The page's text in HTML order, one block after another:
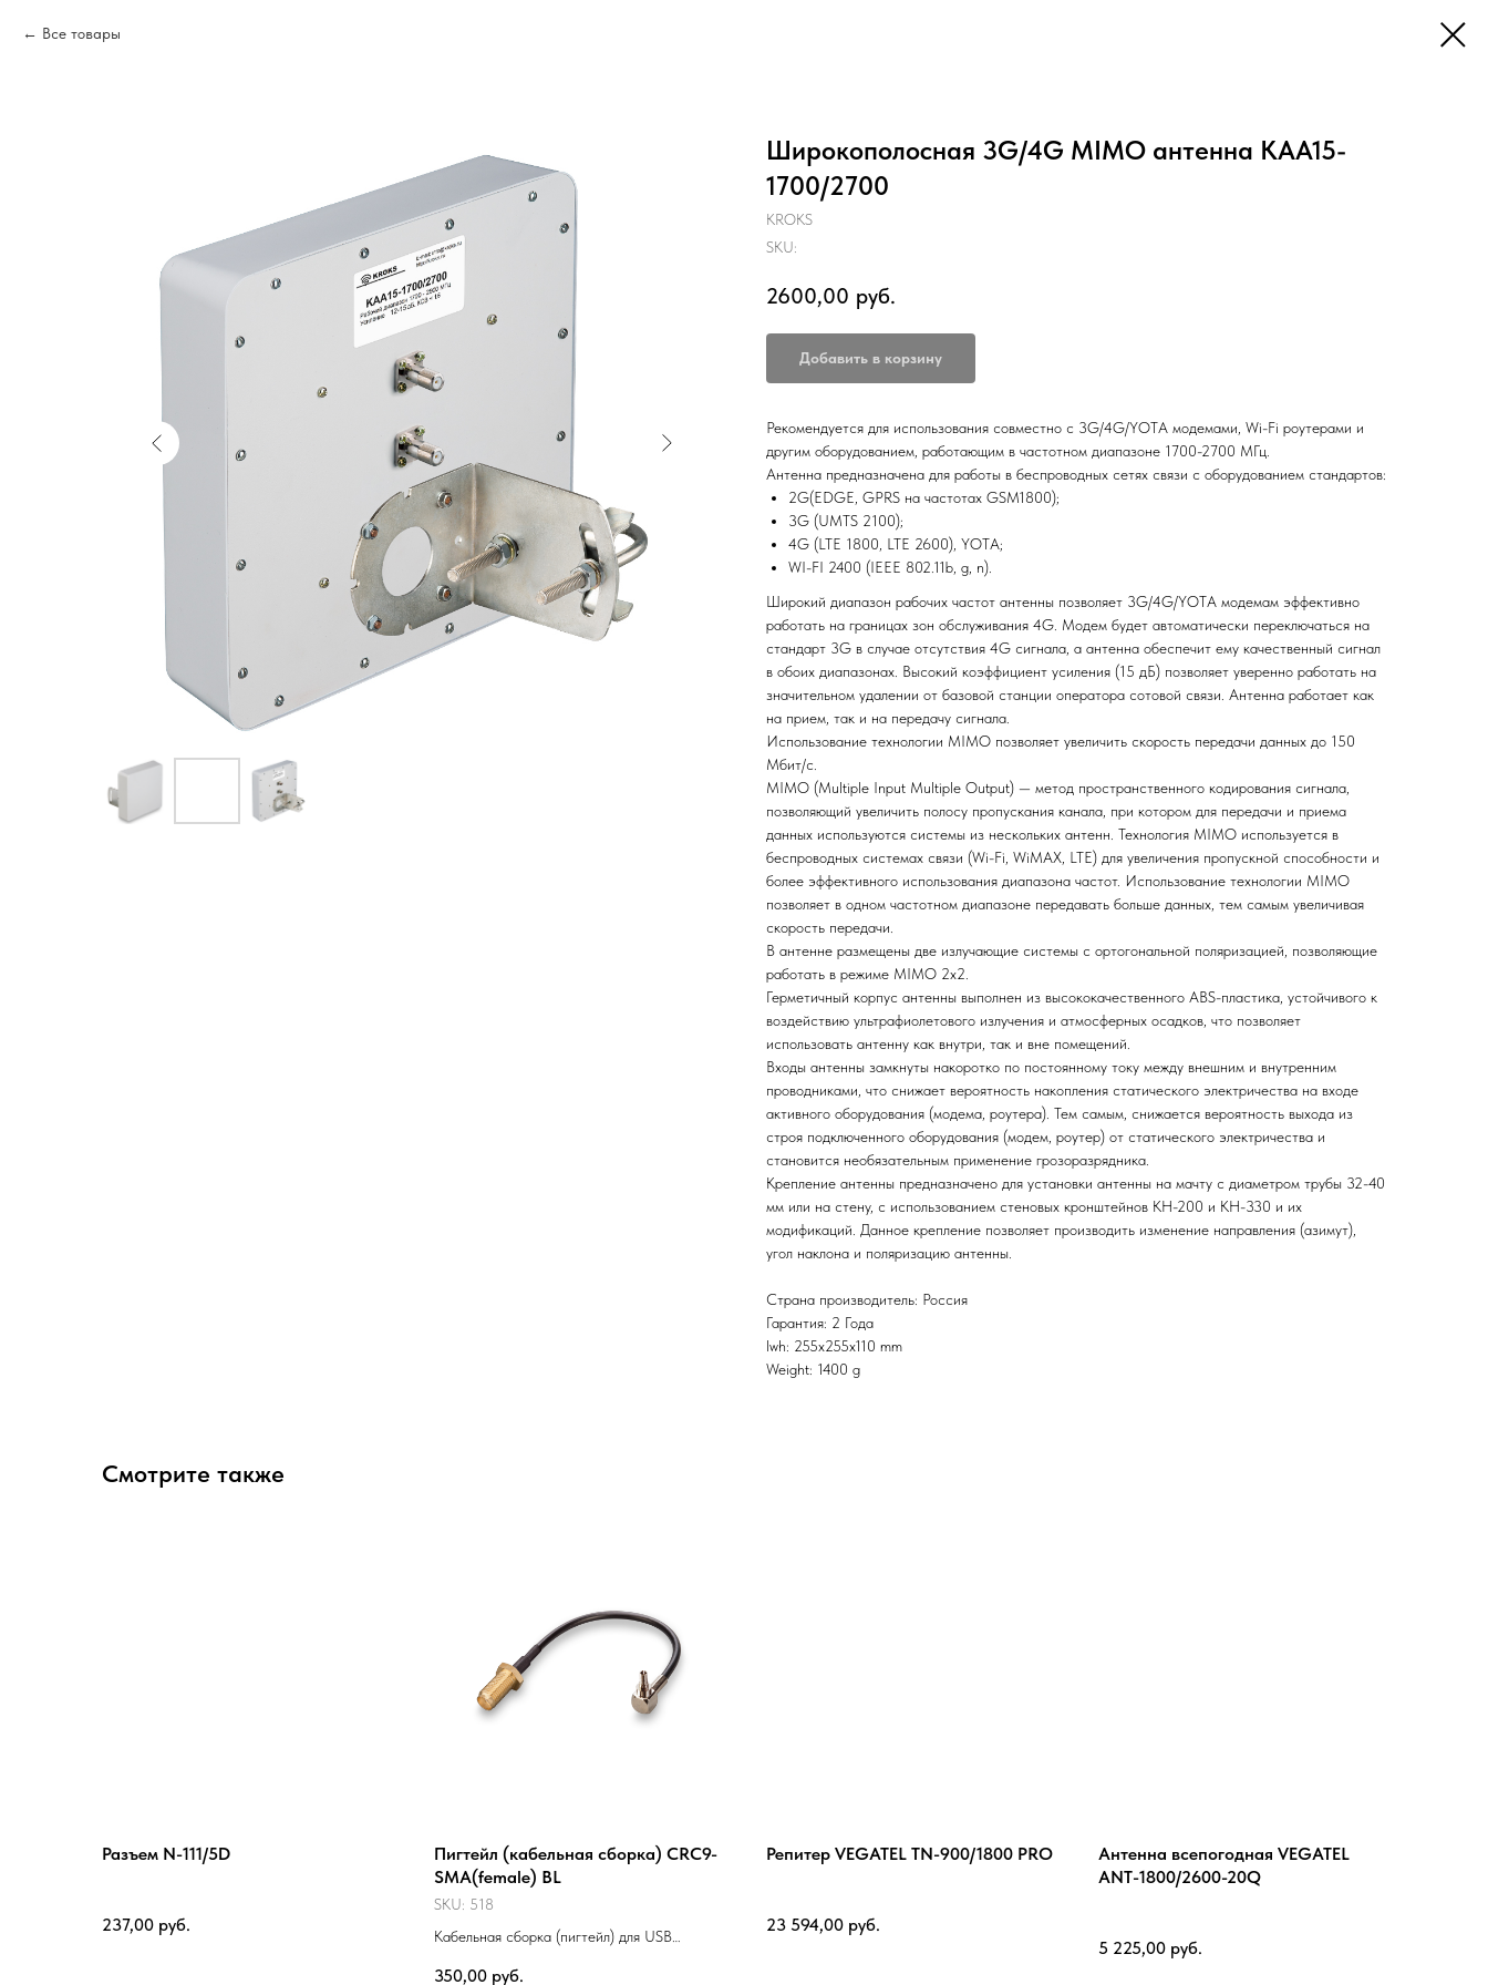
Все товары
Широкополосная 3G/4G MIMO антенна KAA15-
1700/2700
KROKS
SKU:
2600,00 руб.
Добавить в корзину
Рекомендуется для использования совместно с 3G/4G/YOTA модемами, Wi-Fi роутерами и
другим оборудованием, работающим в частотном диапазоне 1700-2700 МГц.
Антенна предназначена для работы в беспроводных сетях связи с оборудованием стандартов:
2G(EDGE, GPRS на частотах GSM1800);
3G (UMTS 2100);
4G (LTE 1800, LTE 2600), YOTA;
WI-FI 2400 (IEEE 802.11b, g, n).
Широкий диапазон рабочих частот антенны позволяет 3G/4G/YOTA модемам эффективно
работать на границах зон обслуживания 4G. Модем будет автоматически переключаться на
стандарт 3G в случае отсутствия 4G сигнала, а антенна обеспечит ему качественный сигнал
в обоих диапазонах. Высокий коэффициент усиления (15 дБ) позволяет уверенно работать на
значительном удалении от базовой станции оператора сотовой связи. Антенна работает как
на прием, так и на передачу сигнала.
Использование технологии MIMO позволяет увеличить скорость передачи данных до 150
Мбит/с.
MIMO (Multiple Input Multiple Output) — метод пространственного кодирования сигнала,
позволяющий увеличить полосу пропускания канала, при котором для передачи и приема
данных используются системы из нескольких антенн. Технология MIMO используется в
беспроводных системах связи (Wi-Fi, WiMAX, LTE) для увеличения пропускной способности и
более эффективного использования диапазона частот. Использование технологии MIMO
позволяет в одном частотном диапазоне передавать больше данных, тем самым увеличивая
скорость передачи.
В антенне размещены две излучающие системы с ортогональной поляризацией, позволяющие
работать в режиме MIMO 2х2.
Герметичный корпус антенны выполнен из высококачественного ABS-пластика, устойчивого к
воздействию ультрафиолетового излучения и атмосферных осадков, что позволяет
использовать антенну как внутри, так и вне помещений.
Входы антенны замкнуты накоротко по постоянному току между внешним и внутренним
проводниками, что снижает вероятность накопления статического электричества на входе
активного оборудования (модема, роутера). Тем самым, снижается вероятность выхода из
строя подключенного оборудования (модем, роутер) от статического электричества и
становится необязательным применение грозоразрядника.
Крепление антенны предназначено для установки антенны на мачту с диаметром трубы 32-40
мм или на стену, с использованием стеновых кронштейнов КН-200 и КН-330 и их
модификаций. Данное крепление позволяет производить изменение направления (азимут),
угол наклона и поляризацию антенны.
Страна производитель: Россия
Гарантия: 2 Года
lwh: 255x255x110 mm
Weight: 1400 g
Смотрите также
Разъем N-111/5D
237,00 руб.
Пигтейл (кабельная сборка) CRC9-
SMA(female) BL
SKU: 518
Кабельная сборка (пигтейл) для USB
350,00 руб.
Репитер VEGATEL TN-900/1800 PRO
23 594,00 руб.
Антенна всепогодная VEGATEL
ANT-1800/2600-20Q
5 225,00 руб.